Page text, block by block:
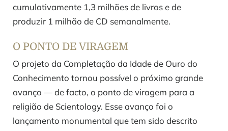
cumulativamente 1,3 milhões de livros e de
produzir 1 milhão de CD semanalmente.
O PONTO DE VIRAGEM
O projeto da Completação da Idade de Ouro do
Conhecimento tornou possível o próximo grande
avanço — de facto, o ponto de viragem para a
religião de Scientology. Esse avanço foi o
lançamento monumental que tem sido descrito